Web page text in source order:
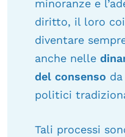
minoranze e
diritto, il loro
diventare
anche nelle
del consenso
politici
Tali processi